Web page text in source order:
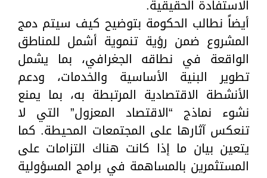
الاستفادة الحقيقية.
أيضاً نطالب الحكومة بتوضيح كيف سيتم دمج
المشروع ضمن رؤية تنموية أشمل للمناطق
الواقعة في نطاقه الجغرافي، بما يشمل
تطوير البنية الأساسية والخدمات، ودعم
الأنشطة الاقتصادية المرتبطة به، بما يمنع
نشوء نماذج “الاقتصاد المعزول” التي لا
تنعكس آثارها على المجتمعات المحيطة. كما
يتعين بيان ما إذا كانت هناك التزامات على
المستثمرين بالمساهمة في برامج المسؤولية